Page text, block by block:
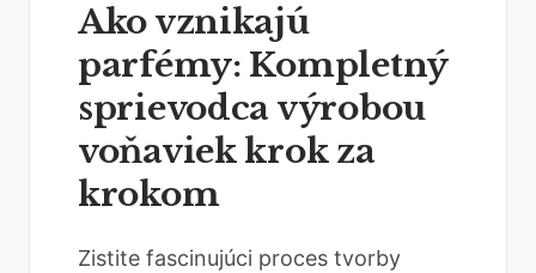
Ako vznikajú
parfémy: Kompletný
sprievodca výrobou
voňaviek krok za
krokom
Zistite fascinujúci proces tvorby